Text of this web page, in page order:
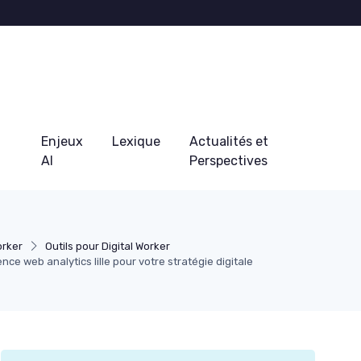
Enjeux
AI
Lexique
Actualités et
Perspectives
Outils pour Digital Worker
web analytics lille pour votre stratégie digitale